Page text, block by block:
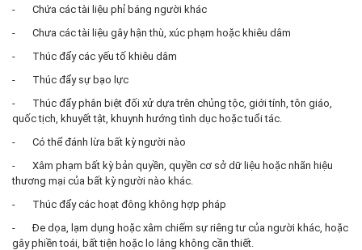
- Chứa các tài liệu phỉ báng người khác
- Chưa các tài liệu gây hận thù, xúc phạm hoặc khiêu dâm
- Thúc đẩy các yếu tố khiêu dâm
- Thúc đẩy sự bạo lực
- Thúc đẩy phân biệt đối xử dựa trên chủng tộc, giới tính, tôn giáo,
quốc tịch, khuyết tật, khuynh hướng tình dục hoặc tuổi tác.
- Có thể đánh lừa bất kỳ người nào
- Xâm phạm bất kỳ bản quyền, quyền cơ sở dữ liệu hoặc nhãn hiệu
thương mại của bất kỳ người nào khác.
- Thúc đẩy các hoạt đông không hợp pháp
- Đe dọa, lạm dụng hoặc xâm chiếm sự riêng tư của người khác, hoặc
gây phiền toái, bất tiện hoặc lo lắng không cần thiết.